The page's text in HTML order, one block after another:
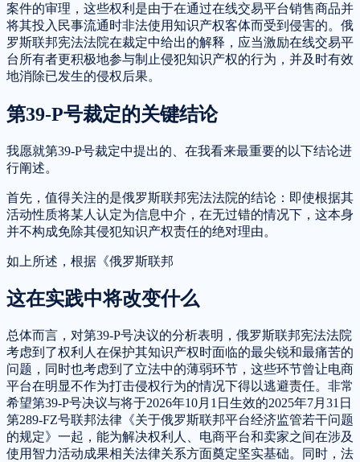
案件的审理，这些权利是由于在通过在线交易平台销售商品并
将其投入民事流通时非法使用知识产权客体而受到侵害的。俄
罗斯联邦宪法法院在裁定中给出的解释，应当激励在线交易平
台所有者更积极地参与制止侵犯知识产权的行为，并及时有效
地消除已发生的侵权后果。
第39-P号裁定的关键结论
我愿就第39-P号裁定中提出的、在我看来最重要的以下结论进
行阐述。
首先，值得关注的是俄罗斯联邦宪法法院的结论：即使根据其
活动性质将某人认定为信息中介，在无过错的情况下，这本身
并不构成免除其侵犯知识产权责任的绝对理由。
如上所述，根据《俄罗斯联邦
这在实践中将改变什么
总体而言，对第39-P号决议的分析表明，俄罗斯联邦宪法法院
考虑到了权利人在保护其知识产权时面临的最尖锐和最痛苦的
问题，同时也考虑到了立法中的薄弱环节，这些环节曾让电商
平台在明显不作为打击侵权行为的情况下得以逃避责任。非常
希望第39-P号决议与将于2026年10月1日生效的2025年7月31日
第289-FZ号联邦法律《关于俄罗斯联邦平台经济监管若干问题
的规定》一起，能为解决权利人、电商平台和卖家之间在涉及
使用智力活动成果相关法律关系方面奠定坚实基础。同时，法